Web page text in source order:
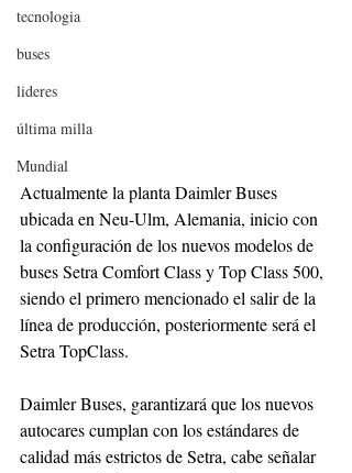
tecnologia
buses
lideres
última milla
Mundial
Actualmente la planta Daimler Buses
ubicada en Neu-Ulm, Alemania, inicio con
la configuración de los nuevos modelos de
buses Setra Comfort Class y Top Class 500,
siendo el primero mencionado el salir de la
línea de producción, posteriormente será el
Setra TopClass.
Daimler Buses, garantizará que los nuevos
autocares cumplan con los estándares de
calidad más estrictos de Setra, cabe señalar